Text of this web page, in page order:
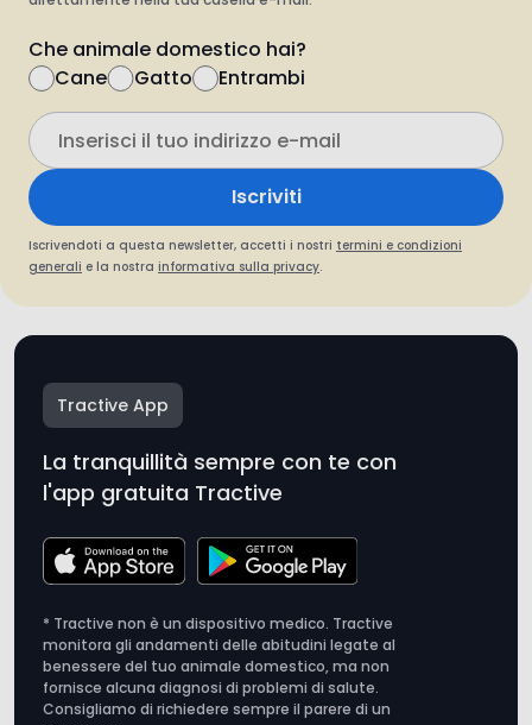
Cane
Gatto Entrambi
Iscriviti
Iscrivendoti a questa newsletter, accetti i nostri
generali
informativa sulla privacy
Tractive App
La tranquillità sempre con te con
l'app gratuita Tractive
* Tractive non è un dispositivo medico. Tractive
monitora gli andamenti delle abitudini legate al
fornisce alcuna diagnosi di problemi di salute.
Consigliamo di richiedere sempre il parere di un
veterinario.